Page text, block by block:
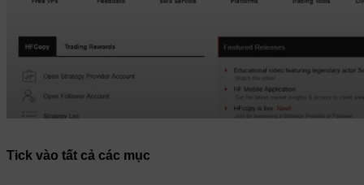
Tick vào tất cả các mục